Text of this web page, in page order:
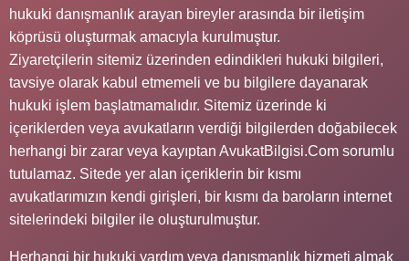
hukuki danışmanlık arayan bireyler arasında bir iletişim
köprüsü oluşturmak amacıyla kurulmuştur.
Ziyaretçilerin sitemiz üzerinden edindikleri hukuki bilgileri,
tavsiye olarak kabul etmemeli ve bu bilgilere dayanarak
hukuki işlem başlatmamalıdır. Sitemiz üzerinde ki
içeriklerden veya avukatların verdiği bilgilerden doğabilecek
herhangi bir zarar veya kayıptan AvukatBilgisi.Com sorumlu
tutulamaz. Sitede yer alan içeriklerin bir kısmı
avukatlarımızın kendi girişleri, bir kısmı da baroların internet
sitelerindeki bilgiler ile oluşturulmuştur.
Herhangi bir hukuki yardım veya danışmanlık hizmeti almak